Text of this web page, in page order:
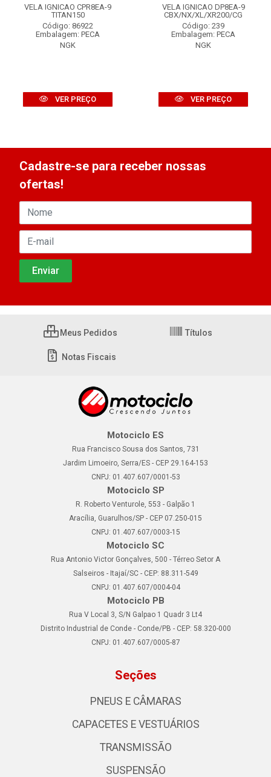
VELA IGNICAO CPR8EA-9
TITAN150
Código: 86922
Embalagem: PECA
NGK
VER PREÇO
VELA IGNICAO DP8EA-9
CBX/NX/XL/XR200/CG
Código: 239
Embalagem: PECA
NGK
VER PREÇO
Cadastre-se para receber nossas
ofertas!
Meus Pedidos Títulos
Notas Fiscais
Motociclo ES
Rua Francisco Sousa dos Santos, 731
Jardim Limoeiro, Serra/ES - CEP 29.164-153
CNPJ: 01.407.607/0001-53
Motociclo SP
R. Roberto Venturole, 553 - Galpão 1
Aracília, Guarulhos/SP - CEP 07.250-015
CNPJ: 01.407.607/0003-15
Motociclo SC
Rua Antonio Victor Gonçalves, 500 - Térreo Setor A
Salseiros - Itajaí/SC - CEP: 88.311-549
CNPJ: 01.407.607/0004-04
Motociclo PB
Rua V Local 3, S/N Galpao 1 Quadr 3 Lt4
Distrito Industrial de Conde - Conde/PB - CEP: 58.320-000
CNPJ: 01.407.607/0005-87
Seções
PNEUS E CÂMARAS
CAPACETES E VESTUÁRIOS
TRANSMISSÃO
SUSPENSÃO